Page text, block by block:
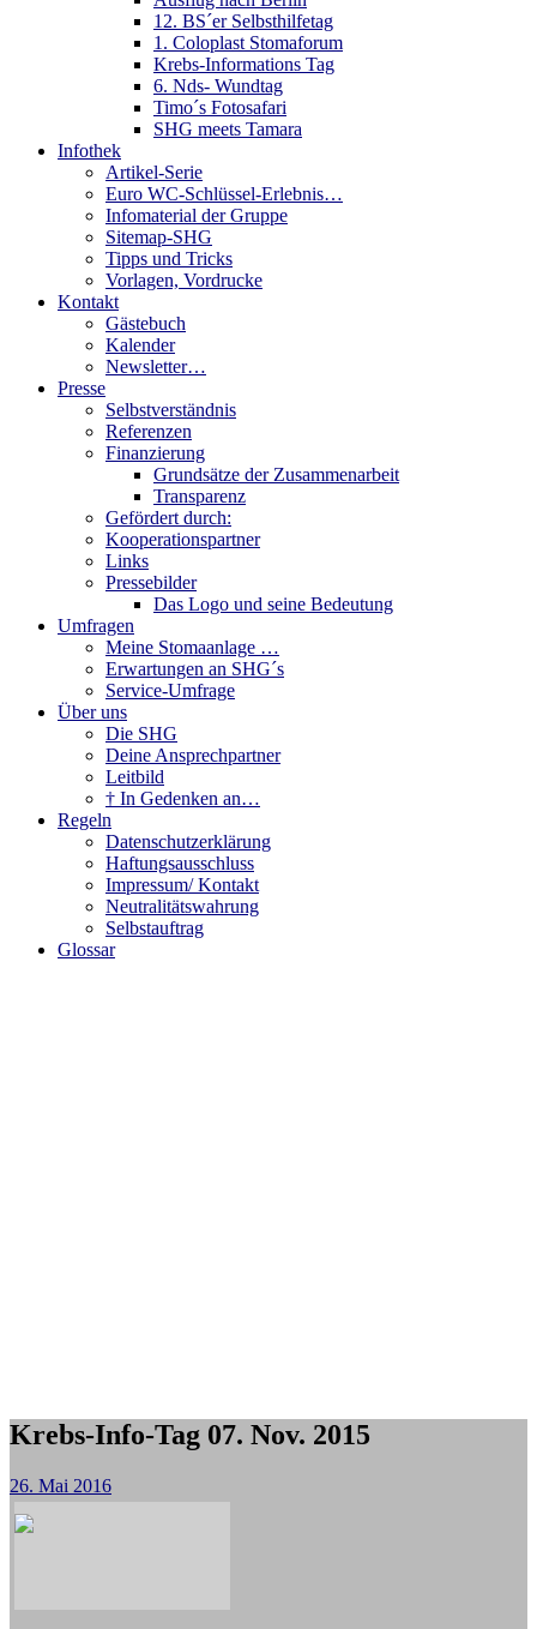
12. BS´er Selbsthilfetag
1. Coloplast Stomaforum
Krebs-Informations Tag
6. Nds- Wundtag
Timo´s Fotosafari
SHG meets Tamara
Infothek
Artikel-Serie
Euro WC-Schlüssel-Erlebnis…
Infomaterial der Gruppe
Sitemap-SHG
Tipps und Tricks
Vorlagen, Vordrucke
Kontakt
Gästebuch
Kalender
Newsletter…
Presse
Selbstverständnis
Referenzen
Finanzierung
Grundsätze der Zusammenarbeit
Transparenz
Gefördert durch:
Kooperationspartner
Links
Pressebilder
Das Logo und seine Bedeutung
Umfragen
Meine Stomaanlage …
Erwartungen an SHG´s
Service-Umfrage
Über uns
Die SHG
Deine Ansprechpartner
Leitbild
† In Gedenken an…
Regeln
Datenschutzerklärung
Haftungsausschluss
Impressum/ Kontakt
Neutralitätswahrung
Selbstauftrag
Glossar
Krebs-Info-Tag 07. Nov. 2015
26. Mai 2016